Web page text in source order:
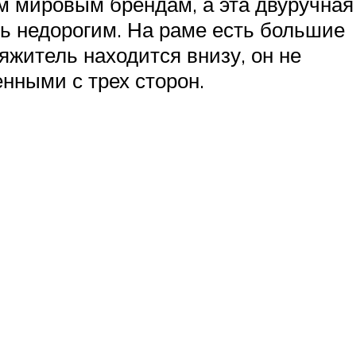
недорогим. На раме есть большие
находится внизу, он не
с трех сторон.